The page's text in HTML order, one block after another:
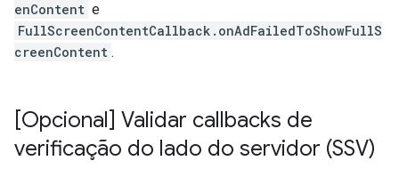
enContent e
FullScreenContentCallback.onAdFailedToShowFullS
creenContent .
[Opcional] Validar callbacks de
verificação do lado do servidor (SSV)